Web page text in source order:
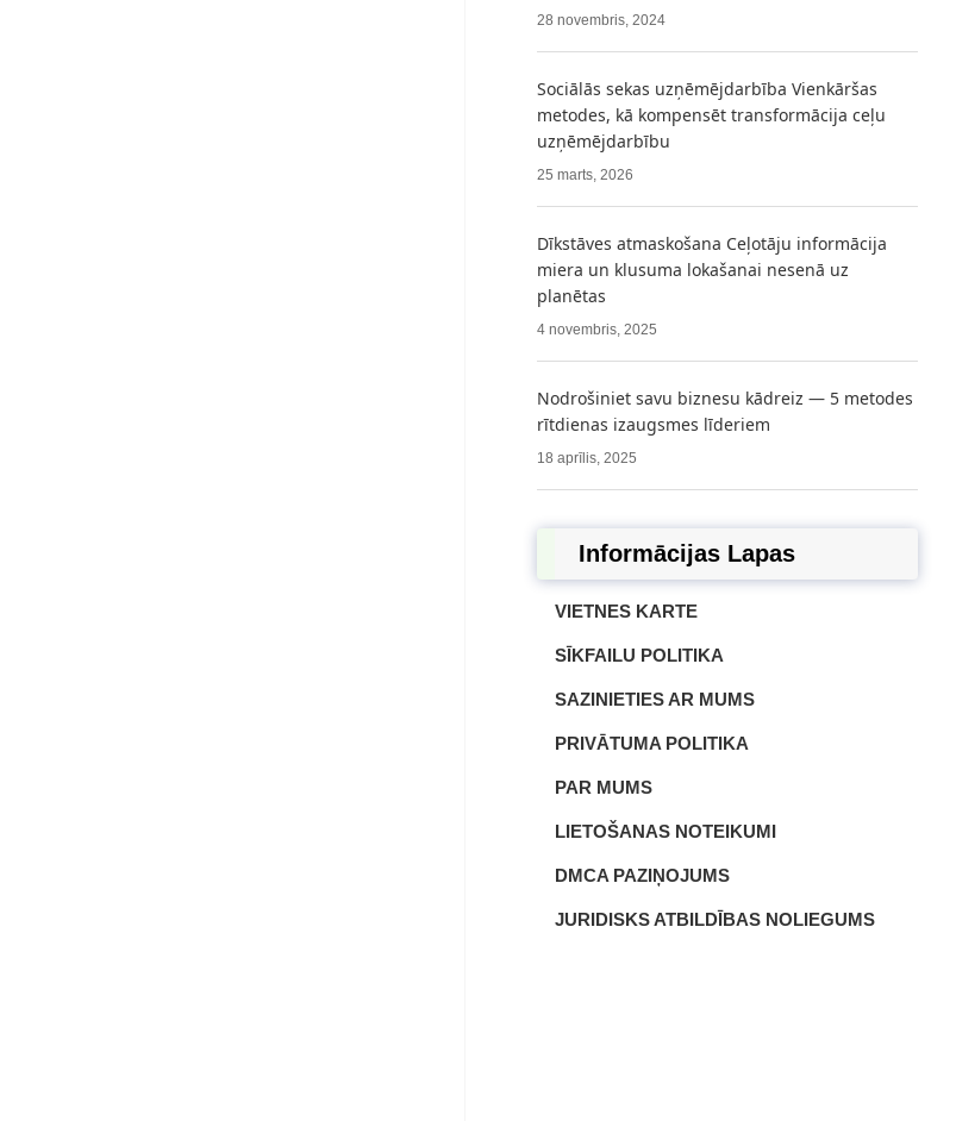
28 novembris, 2024
Sociālās sekas uzņēmējdarbība Vienkāršas
metodes, kā kompensēt transformācija ceļu
uzņēmējdarbību
25 marts, 2026
Dīkstāves atmaskošana Ceļotāju informācija
miera un klusuma lokašanai nesenā uz
planētas
4 novembris, 2025
Nodrošiniet savu biznesu kādreiz — 5 metodes
rītdienas izaugsmes līderiem
18 aprīlis, 2025
Informācijas Lapas
VIETNES KARTE
SĪKFAILU POLITIKA
SAZINIETIES AR MUMS
PRIVĀTUMA POLITIKA
PAR MUMS
LIETOŠANAS NOTEIKUMI
DMCA PAZIŅOJUMS
JURIDISKS ATBILDĪBAS NOLIEGUMS